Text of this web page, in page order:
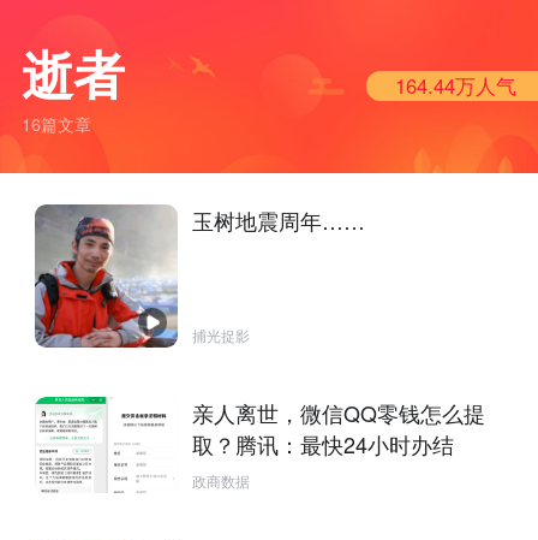
逝者
16篇文章
164.44万人气
玉树地震周年……
捕光捉影
亲人离世，微信QQ零钱怎么提
取？腾讯：最快24小时办结
政商数据